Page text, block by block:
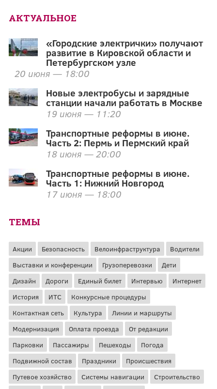
АКТУАЛЬНОЕ
«Городские электрички» получают
развитие в Кировской области и
Петербургском узле
20 июня — 18:00
Новые электробусы и зарядные
станции начали работать в Москве
19 июня — 11:20
Транспортные реформы в июне.
Часть 2: Пермь и Пермский край
18 июня — 20:00
Транспортные реформы в июне.
Часть 1: Нижний Новгород
17 июня — 18:00
ТЕМЫ
Акции Безопасность Велоинфраструктура
Водители
Выставки и конференции
Грузоперевозки
Дети
Дизайн
Дороги Единый билет Интервью
Интернет
История
ИТС
Конкурсные процедуры
Контактная сеть
Культура
Линии и маршруты
Модернизация
Оплата проезда
От редакции
Парковки
Пассажиры Пешеходы
Погода
Подвижной состав
Праздники
Происшествия
Путевое хозяйство
Системы навигации
Строительство